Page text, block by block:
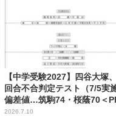
【中学受験2027】四谷大塚
回合不合判定テスト（7/5実施
偏差値…筑駒74・桜蔭70＜
2026.7.10